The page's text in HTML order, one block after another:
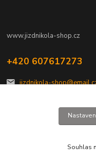
www.jizdnikola-shop.cz
+420 607617273
jizdnikola-
Souhlas